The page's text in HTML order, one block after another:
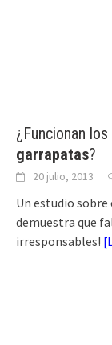
¿Funcionan
garrapatas?
20 julio, 2013
Un estudio
demuestra que
irresponsables! [